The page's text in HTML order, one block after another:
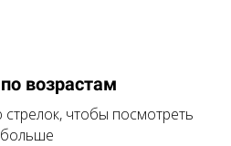
возрастам
чтобы посмотреть
больше